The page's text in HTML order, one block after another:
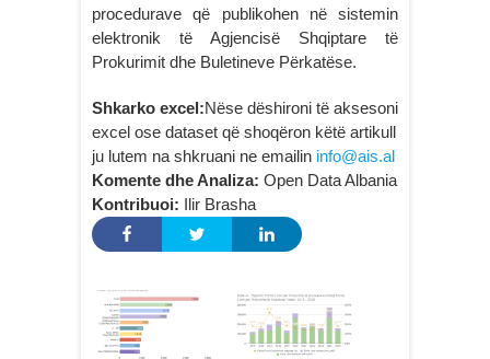
procedurave që publikohen në sistemin
elektronik të Agjencisë Shqiptare të
Prokurimit dhe Buletineve Përkatëse.
Shkarko excel:Nëse dëshironi të aksesoni
excel ose dataset që shoqëron këtë artikull
ju lutem na shkruani ne emailin info@ais.al
Komente dhe Analiza: Open Data Albania
Kontribuoi: Ilir Brasha